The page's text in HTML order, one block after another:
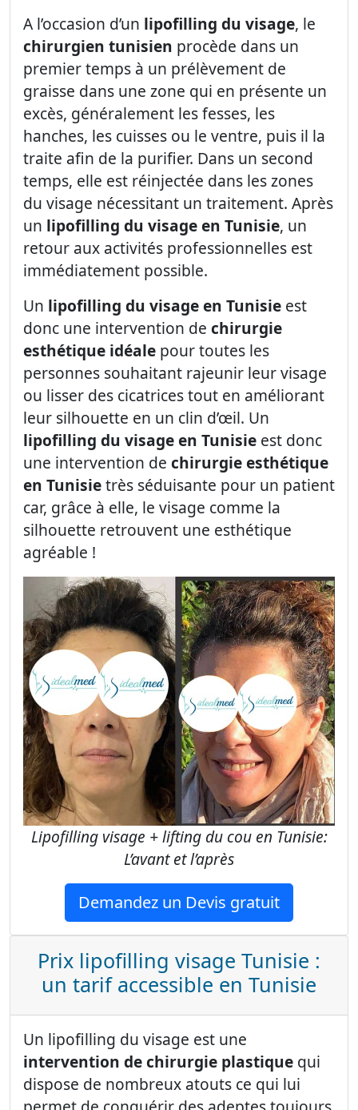
A l’occasion d’un lipofilling du visage, le
chirurgien tunisien procède dans un
premier temps à un prélèvement de
graisse dans une zone qui en présente un
excès, généralement les fesses, les
hanches, les cuisses ou le ventre, puis il la
traite afin de la purifier. Dans un second
temps, elle est réinjectée dans les zones
du visage nécessitant un traitement. Après
un lipofilling du visage en Tunisie, un
retour aux activités professionnelles est
immédiatement possible.
Un lipofilling du visage en Tunisie est
donc une intervention de chirurgie
esthétique idéale pour toutes les
personnes souhaitant rajeunir leur visage
ou lisser des cicatrices tout en améliorant
leur silhouette en un clin d’œil. Un
lipofilling du visage en Tunisie est donc
une intervention de chirurgie esthétique
en Tunisietrès séduisante pour un patient
car, grâce à elle, le visage comme la
silhouette retrouvent une esthétique
agréable !
Lipofilling visage + lifting du cou en Tunisie:
L’avant et l’après
Demandez un Devis gratuit
Prix lipofilling visage Tunisie :
un tarif accessible en Tunisie
Un lipofilling du visage est une
intervention de chirurgie plastique qui
dispose de nombreux atouts ce qui lui